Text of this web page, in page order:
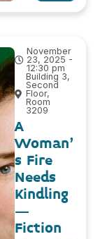
November
23, 2025 -
12:30 pm
Building 3,
Second
Floor,
Room
3209
A
Woman’
s Fire
Needs
Kindling
–
Fiction